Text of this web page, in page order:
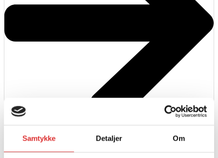
Samtykke Detaljer Om